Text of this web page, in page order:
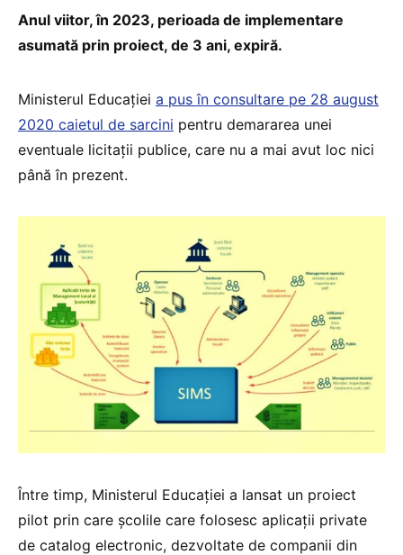
Anul viitor, în 2023, perioada de implementare
asumată prin proiect, de 3 ani, expiră.
Ministerul Educației a pus în consultare pe 28 august
2020 caietul de sarcini pentru demararea unei
eventuale licitații publice, care nu a mai avut loc nici
până în prezent.
Între timp, Ministerul Educației a lansat un proiect
pilot prin care școlile care folosesc aplicații private
de catalog electronic, dezvoltate de companii din